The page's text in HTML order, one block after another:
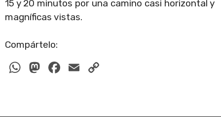
15 y 20 minutos por una camino casi horizontal y
magníficas vistas.
Compártelo:
W
s
M
o
F
e
E
y